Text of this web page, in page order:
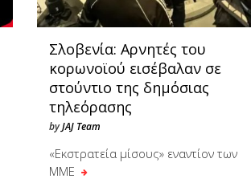
Σλοβενία: Αρνητές του
κορωνοϊού εισέβαλαν σε
στούντιο της δημόσιας
τηλεόρασης
byJAJ Team
«Eκστρατεία μίσους» εναντίον των
ΜΜΕ